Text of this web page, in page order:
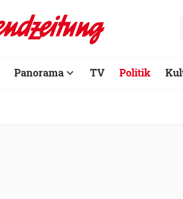
Panorama TV Politik